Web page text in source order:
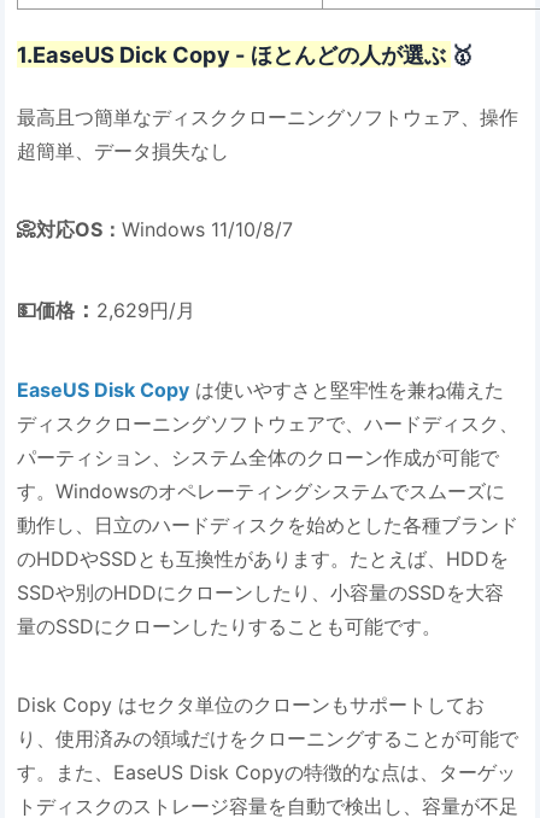
1.EaseUS Dick Copy - ほとんどの人が選ぶ 🥇
最高且つ簡単なディスククローニングソフトウェア、操作
超簡単、データ損失なし
📀対応OS：Windows 11/10/8/7
💵価格 ： 2,629円/月
EaseUS Disk Copy は使いやすさと堅牢性を兼ね備えた
ディスククローニングソフトウェアで、ハードディスク、
パーティション、システム全体のクローン作成が可能で
す。Windowsのオペレーティングシステムでスムーズに
動作し、日立のハードディスクを始めとした各種ブランド
のHDDやSSDとも互換性があります。たとえば、HDDを
SSDや別のHDDにクローンしたり、小容量のSSDを大容
量のSSDにクローンしたりすることも可能です。
Disk Copy はセクタ単位のクローンもサポートしてお
り、使用済みの領域だけをクローニングすることが可能で
す。また、EaseUS Disk Copyの特徴的な点は、ターゲッ
トディスクのストレージ容量を自動で検出し、容量が不足